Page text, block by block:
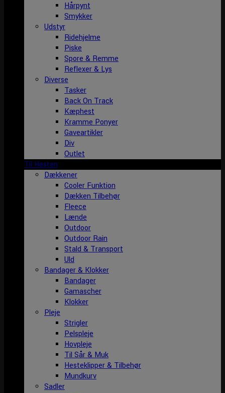
Hårpynt
Smykker
Udstyr
Ridehjelme
Piske
Spore & Remme
Reflexer & Lys
Diverse
Tasker
Back On Track
Kæphest
Kramme Ponyer
Gaveartikler
Div
Outlet
Til Hesten
Dækkener
Cooler Funktion
Dækken Tilbehør
Fleece
Lænde
Outdoor
Outdoor Rain
Stald & Transport
Uld
Bandager & Klokker
Bandager
Gamascher
Klokker
Pleje
Strigler
Pelspleje
Hovpleje
Til Sår & Muk
Hesteklipper & Tilbehør
Mundkurv
Sadler